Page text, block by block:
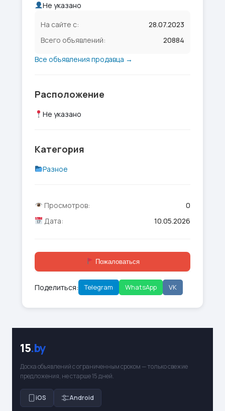
Не указано
На сайте с:
28.07.2023
Всего объявлений:
20884
Все объявления продавца →
Расположение
Не указано
Категория
Разное
Просмотров:
0
Дата:
10.05.2026
Пожаловаться
Поделиться: Telegram WhatsApp VK
15.by
Доска объявлений с ограниченным сроком — только свежие
предложения, не старше 15 дней.
iOS Android